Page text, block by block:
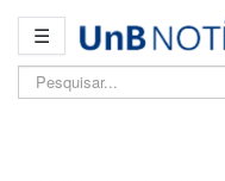
☰
Pesquisar...